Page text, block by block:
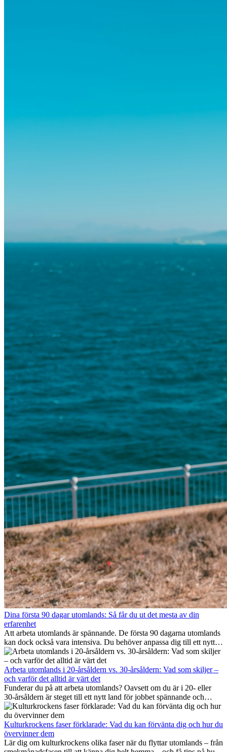
Dina första 90 dagar utomlands: Så får du ut det mesta av din
erfarenhet
Att arbeta utomlands är spännande. De första 90 dagarna utomlands
kan dock också vara intensiva. Du behöver anpassa dig till ett nytt
jobb, bygga ett socialt nätverk, förstå kulturen och hantera
hemlängtan. Denna expat-guide visar hur du kan utnyttja dina första
månader utomlands på bästa sätt, så att du blir framgångsrik i arbetet
och utvecklas personligt. Om du följer dessa tips blir det lättare att
arbeta utomlands och du kan njuta av din utlandserfarenhet från
början.
Arbeta utomlands i 20-årsåldern vs. 30-årsåldern: Vad som skiljer –
och varför det alltid är värt det
Funderar du på att arbeta utomlands? Oavsett om du är i 20- eller
30-årsåldern är steget till ett nytt land för jobbet spännande och
ibland utmanande. Många undrar om åldern spelar någon roll.
Sanningen är: internationell erfarenhet är alltid värdefull. Den kan
driva din karriär framåt, främja personlig utveckling och ge dig
värdefulla kulturella insikter som kan förändra ditt liv.
Kulturkrockens faser förklarade: Vad du kan förvänta dig och hur du
övervinner dem
Lär dig om kulturkrockens olika faser när du flyttar utomlands – från